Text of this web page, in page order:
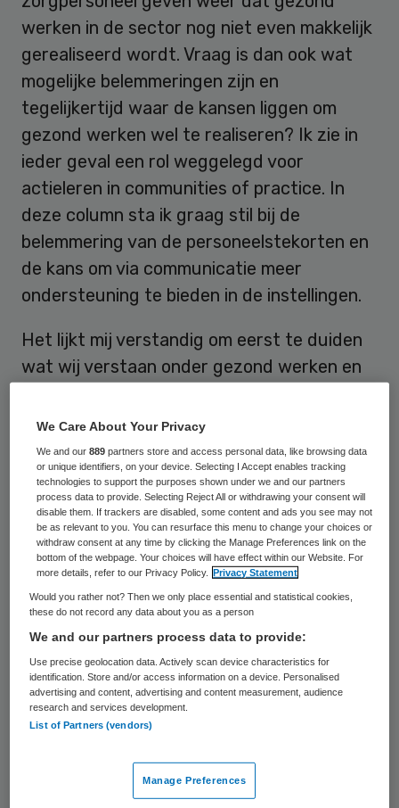
werken in de sector nog niet even makkelijk
gerealiseerd wordt. Vraag is dan ook wat
mogelijke belemmeringen zijn en
tegelijkertijd waar de kansen liggen om
gezond werken wel te realiseren? Ik zie in
ieder geval een rol weggelegd voor
actieleren in communities of practice. In
deze column sta ik graag stil bij de
belemmering van de personeelstekorten en
de kans om via communicatie meer
ondersteuning te bieden in de instellingen.
Het lijkt mij verstandig om eerst te duiden
wat wij verstaan onder gezond werken en
bevorderend werken in zorg en welzijn.
Gezond werk kenmerkt zich door drie
doelstellingen:
Het zorgt voor verbetering of behoud van de
gezondheid, motivatie en werkcapaciteit van de
zorgverlener;
het betreft een veilige omgeving (waar hulp
vragen mogelijk is, vertrouwen ervaren wordt en
en het omvat een arbeidsorganisatie en -cultuur
(onder andere leiderschap, personeelsbeleid) die
ontwikkeling, gezondheid en veiligheid in het
werk ondersteunen (de Lange & van der Heijden,
2016).
Een gezonde werkomgeving versterkt een
zorgverlener dus in zijn of haar
We Care About Your Privacy
We and our889 partners store and access personal data, like browsing data
or unique identifiers, on your device. Selecting I Accept enables tracking
technologies to support the purposes shown under we and our partners
process data to provide. Selecting Reject All or withdrawing your consent will
disable them. If trackers are disabled, some content and ads you see may not
be as relevant to you. You can resurface this menu to change your choices or
withdraw consent at any time by clicking the Manage Preferences link on the
bottom of the webpage. Your choices will have effect within our Website. For
more details, refer to our Privacy Policy.
Privacy Statement
Would you rather not? Then we only place essential and statistical cookies,
these do not record any data about you as a person
We and our partners process data to provide:
Use precise geolocation data. Actively scan device characteristics for
identification. Store and/or access information on a device. Personalised
advertising and content, advertising and content measurement, audience
research and services development.
List of Partners (vendors)
Manage Preferences